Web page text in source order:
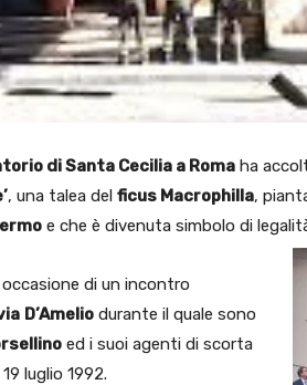
di Santa Cecilia a Roma ha
, una talea del ficus Macrophilla,
e che è divenuta simbolo di
di un incontro
D’Amelio durante il quale sono
ed i suoi agenti di scorta
luglio 1992.